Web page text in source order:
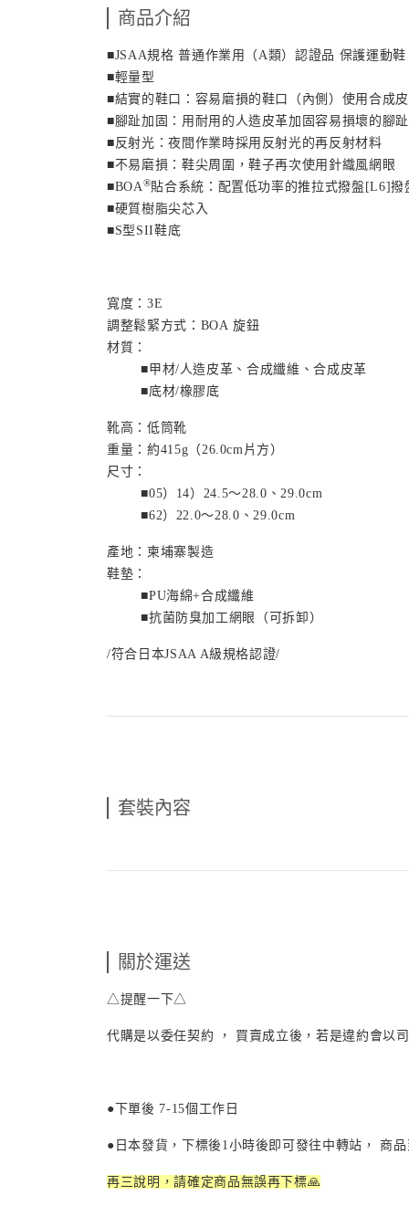
商品介紹
■JSAA規格 普通作業用（A類）認證品 保護運動鞋
■輕量型
■結實的鞋口：容易磨損的鞋口（內側）使用合成
■腳趾加固：用耐用的人造皮革加固容易損壞的腳趾
■反射光：夜間作業時採用反射光的再反射材料
■不易磨損：鞋尖周圍，鞋子再次使用針織風網眼
■BOA®貼合系統：配置低功率的推拉式撥盤[L6]撥
■硬質樹脂尖芯入
■S型 SII鞋底
寬度： 3E
調整鬆緊方式： BOA 旋鈕
材質：
■甲材/人造皮革、合成纖維、合成皮革
■底材/橡膠底
靴高：低筒靴
重量： 約415g（26.0cm片方）
尺寸：
■05）14）24.5～28.0、29.0cm
■62）22.0～28.0、29.0cm
產地：柬埔寨製造
鞋墊：
■PU海綿+合成纖維
■抗菌防臭加工網眼（可拆卸）
/符合日本JSAA A級規格認證/
套裝內容
關於運送
△提醒一下△
代購是以委任契約 ， 買賣成立後，若是違約會
●下單後 7-15個工作日
●日本發貨，下標後1小時後即可發往中轉站， 商
再三說明，請確定商品無誤再下標🙏